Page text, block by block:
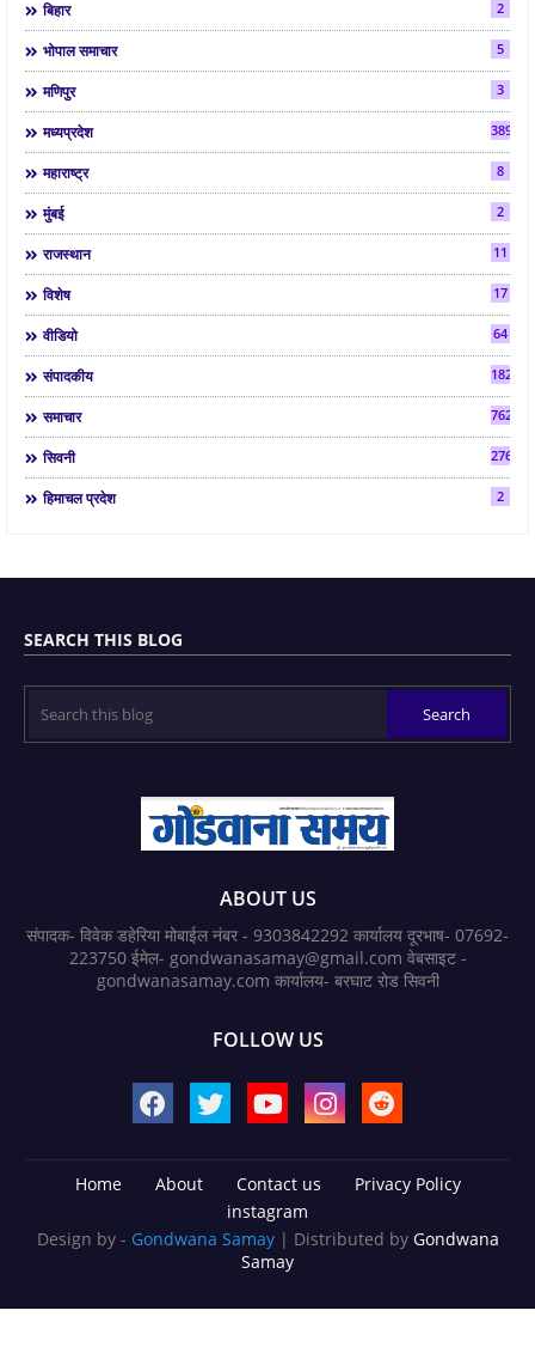
बिहार 2
भोपाल समाचार 5
मणिपुर 3
मध्यप्रदेश 3892
महाराष्ट्र 8
मुंबई 2
राजस्थान 11
विशेष 17
वीडियो 64
संपादकीय 182
समाचार 7624
सिवनी 2763
हिमाचल प्रदेश 2
SEARCH THIS BLOG
ABOUT US
संपादक- विवेक डहेरिया मोबाईल नंबर - 9303842292 कार्यालय दूरभाष- 07692-
223750 ईमेल- gondwanasamay@gmail.com वेबसाइट -
gondwanasamay.com कार्यालय- बरघाट रोड सिवनी
FOLLOW US
Home About Contact us
Privacy Policy
instagram
Design by - Gondwana Samay | Distributed by Gondwana
Samay